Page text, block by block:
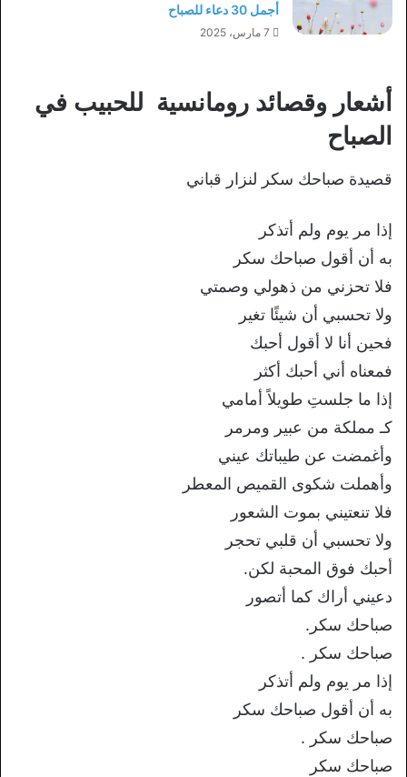
أجمل 30 دعاء للصباح
7 مارس، 2025
أشعار وقصائد رومانسية للحبيب في
الصباح
قصيدة صباحك سكر لنزار قباني
إذا مر يوم ولم أتذكر
به أن أقول صباحك سكر
فلا تحزني من ذهولي وصمتي
ولا تحسبي أن شيئًا تغير
فحين أنا لا أقول أحبك
فمعناه أني أحبك أكثر
إذا ما جلستِ طويلاً أمامي
كـ مملكة من عبير ومرمر
وأغمضت عن طيباتك عيني
وأهملت شكوى القميص المعطر
فلا تنعتيني بموت الشعور
ولا تحسبي أن قلبي تحجر
أحبك فوق المحبة لكن.
دعيني أراك كما أتصور
صباحك سكر.
صباحك سكر .
إذا مر يوم ولم أتذكر
به أن أقول صباحك سكر
صباحك سكر .
صباحك سكر